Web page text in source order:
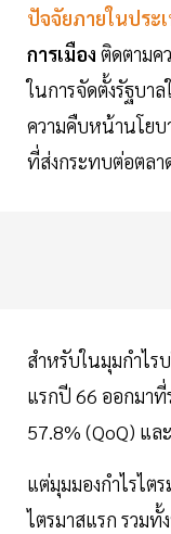
ปัจจัยภายในประ
การเมือง ติดตามค
ในการจัดตั้งรัฐบา
ความคืบหน้านโยบ
ที่ส่งกระทบต่อตล
สำหรับในมุมกำไร
แรกปี 66 ออกมา
57.8% (QoQ) แล
แต่มุมมองกำไรไต
ไตรมาสแรก รวม